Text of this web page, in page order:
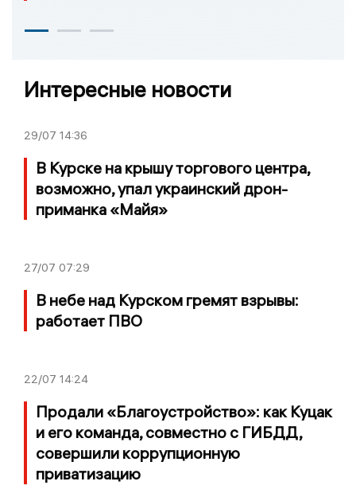
Интересные новости
29/07 14:36
В Курске на крышу торгового центра,
возможно, упал украинский дрон-
приманка «Майя»
27/07 07:29
В небе над Курском гремят взрывы:
работает ПВО
22/07 14:24
Продали «Благоустройство»: как Куцак
и его команда, совместно с ГИБДД,
совершили коррупционную
приватизацию